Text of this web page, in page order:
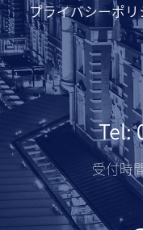
プライバシーポリ
Tel:
受付時